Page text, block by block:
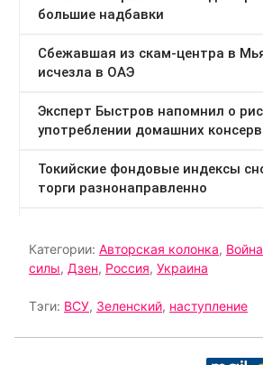
Категории: Авторская колонка, Война
силы, Дзен, Россия, Украина
Тэги: ВСУ, Зеленский, наступление